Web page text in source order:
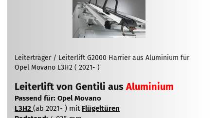
Leiterträger / Leiterlift G2000 Harrier aus Aluminium für
Opel Movano L3H2 ( 2021- )
Leiterlift von Gentili ausAluminium
Passend für: Opel Movano
L3H2 (ab 2021- ) mit Flügeltüren